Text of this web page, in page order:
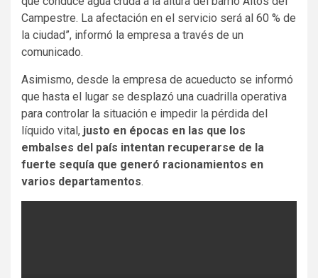
Campestre. La afectación en el servicio será al 60 % de
la ciudad”, informó la empresa a través de un
comunicado.
Asimismo, desde la empresa de acueducto se informó
que hasta el lugar se desplazó una cuadrilla operativa
para controlar la situación e impedir la pérdida del
líquido vital, justo en épocas en las que los
embalses del país intentan recuperarse de la
fuerte sequía que generó racionamientos en
varios departamentos.